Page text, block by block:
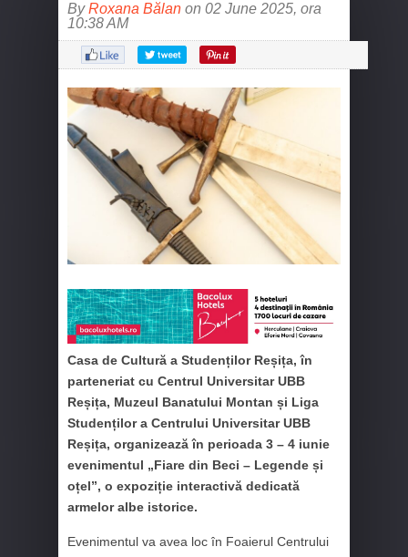
ByRoxana Bălan on 02 June 2025, ora
10:38 AM
Casa de Cultură a Studenților Reșița, în
parteneriat cu Centrul Universitar UBB
Reșița, Muzeul Banatului Montan și Liga
Studenților a Centrului Universitar UBB
Reșița, organizează în perioada 3 – 4 iunie
evenimentul „Fiare din Beci – Legende și
oțel”, o expoziție interactivă dedicată
armelor albe istorice.
Evenimentul va avea loc în Foaierul Centrului